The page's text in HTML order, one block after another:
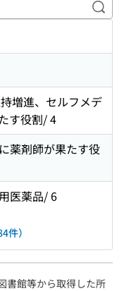
キ
増進、セルフメデ
す役割/ 4
薬剤師が果たす役
医薬品/ 6
件）
書館等から取得した所